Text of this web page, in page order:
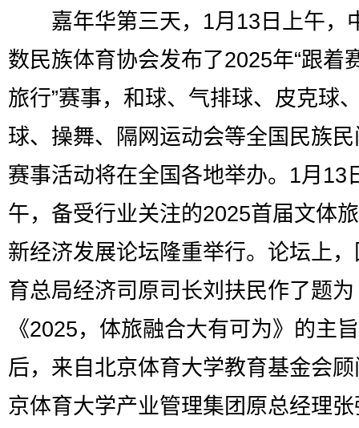
嘉年华第三天，1月13日上午，
数民族体育协会发布了2025年“跟着
旅行”赛事，和球、气排球、皮克球
球、操舞、隔网运动会等全国民族
赛事活动将在全国各地举办。1月13
午，备受行业关注的2025首届文体
新经济发展论坛隆重举行。论坛上
育总局经济司原司长刘扶民作了题为
《2025，体旅融合大有可为》的主
后，来自北京体育大学教育基金会
京体育大学产业管理集团原总经理